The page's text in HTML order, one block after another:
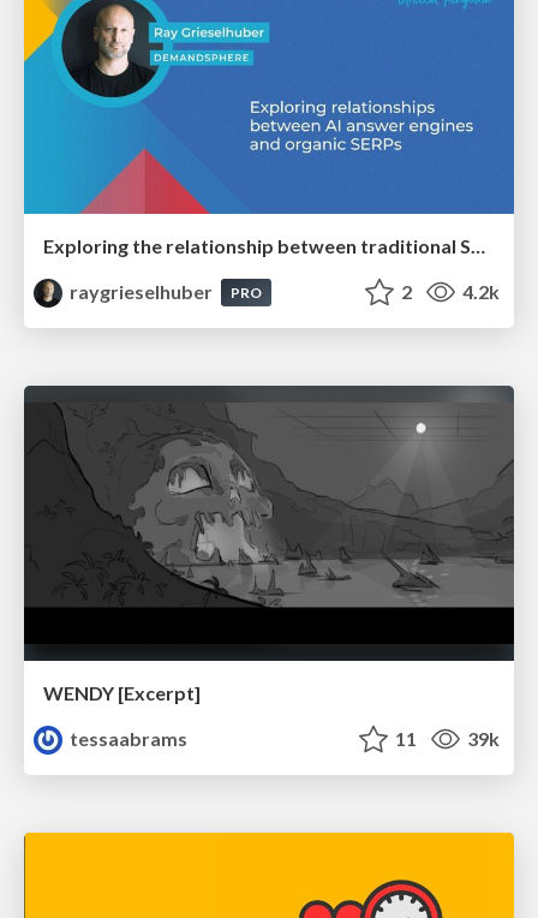
raygrieselhuber
PRO 2 4.2k
WENDY [Excerpt]
tessaabrams
11 39k